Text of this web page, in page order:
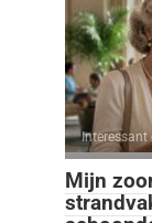
Interessant
Mijn